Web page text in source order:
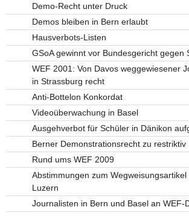
Demo-Recht unter Druck
Demos bleiben in Bern erlaubt
Hausverbots-Listen
GSoA gewinnt vor Bundesgericht gegen
WEF 2001: Von Davos weggewiesener
in Strassburg recht
Anti-Bottelon Konkordat
Videoüberwachung in Basel
Ausgehverbot für Schüler in Dänikon
Berner Demonstrationsrecht zu restriktiv
Rund ums WEF 2009
Abstimmungen zum Wegweisungsartikel
Luzern
Journalisten in Bern und Basel an WEF-